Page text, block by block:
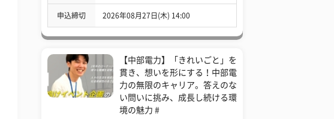
申込締切 2026年08月27日(木) 14:00
【中部電力】「きれいごと」を
貫き、想いを形にする！中部電
力の無限のキャリア。答えのな
い問いに挑み、成長し続ける環
境の魅力 #